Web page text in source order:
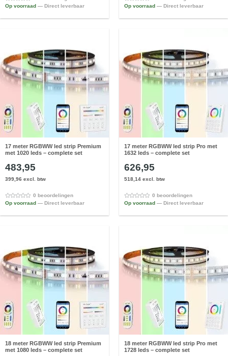
Op voorraad — Direct leverbaar
Op voorraad — Direct leverbaar
17 meter RGBWW led strip Premium
met 1020 leds – complete set
483,95
399,96 excl. btw
0 beoordelingen
Op voorraad — Direct leverbaar
17 meter RGBWW led strip Pro met
1632 leds – complete set
626,95
518,14 excl. btw
0 beoordelingen
Op voorraad — Direct leverbaar
18 meter RGBWW led strip Premium
met 1080 leds – complete set
18 meter RGBWW led strip Pro met
1728 leds – complete set